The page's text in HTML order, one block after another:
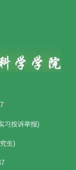
习投诉举报)
生)